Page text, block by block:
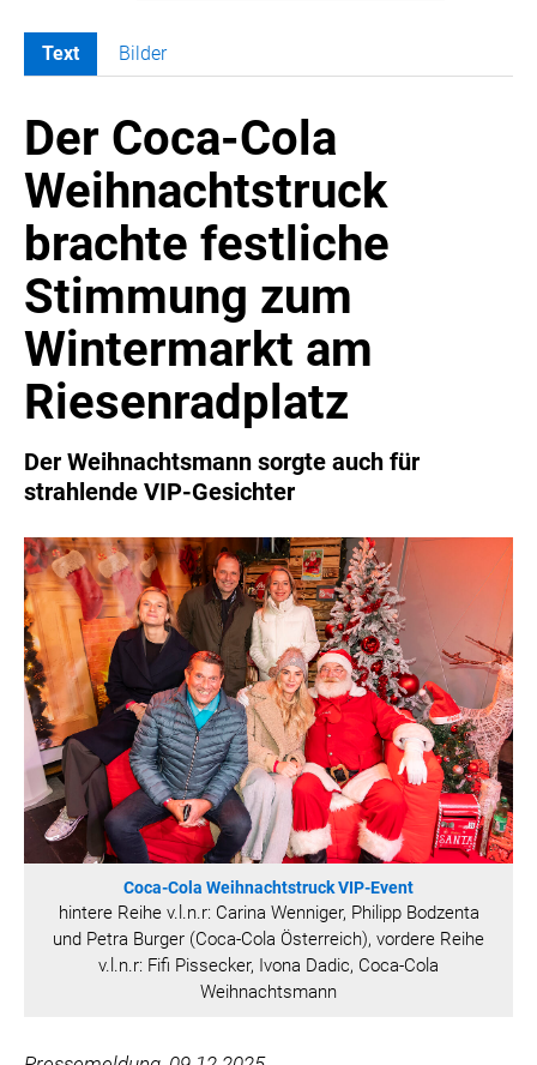
MELDUNGEN
COCA-COLA
Coca-Cola CUP
COCA-COLA HBC ÖSTERREICH
RÖMERQUELLE
ÖSTERREICHISCHE SPORTHILFE
KESCH
BARFLY'S CLUB
SPORTS MEDIA AUSTRIA
CULINARIUS
RECYCLEMICH-INITIATIVE
VIER HOCH VIER
HANNERSBERG
WILHELM-EXNER-MEDAILLEN STIFTUNG
ADMIRAL SPORTWETTEN
EWP RECYCLING PFAND ÖSTERREICH
ANNEMARIE CHARITY
IMPERIAL MARKETS
TRÄGERVEREIN EINWEGPFAND
SPECIAL OLYMPICS ÖSTERREICH
MEDIA
LOGOS
COCA COLA
Text Bilder
Der Coca-Cola
Weihnachtstruck
brachte festliche
Stimmung zum
Wintermarkt am
Riesenradplatz
Der Weihnachtsmann sorgte auch für
strahlende VIP-Gesichter
Coca-Cola Weihnachtstruck VIP-Event
hintere Reihe v.l.n.r: Carina Wenniger, Philipp Bodzenta
und Petra Burger (Coca-Cola Österreich), vordere Reihe
v.l.n.r: Fifi Pissecker, Ivona Dadic, Coca-Cola
Weihnachtsmann